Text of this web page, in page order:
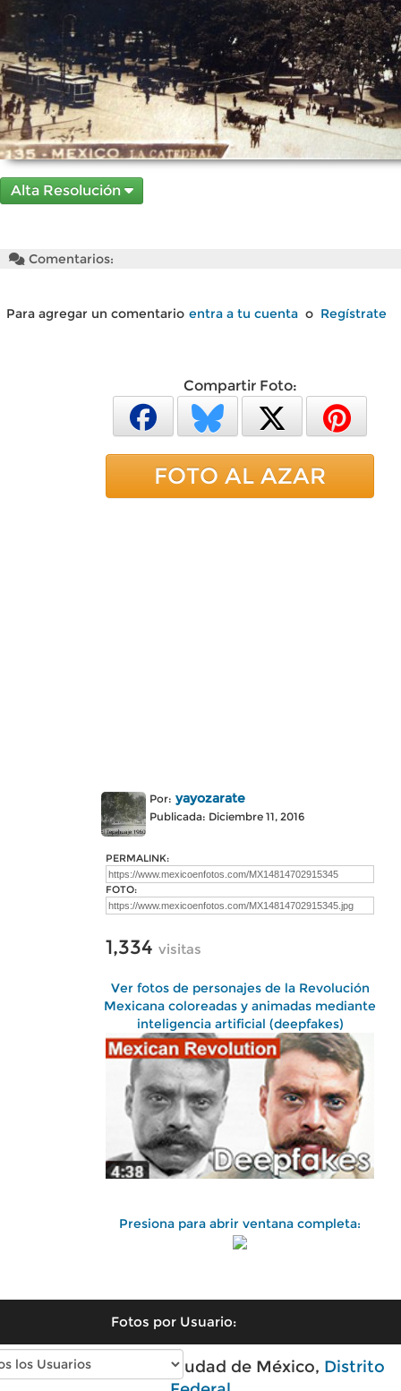
Alta Resolución
Comentarios:
Para agregar un comentario entra a tu cuenta o Regístrate
Compartir Foto:
FOTO AL AZAR
Por: yayozarate
Publicada: Diciembre 11, 2016
PERMALINK:
FOTO:
1,334 visitas
Ver fotos de personajes de la Revolución
Mexicana coloreadas y animadas mediante
inteligencia artificial (deepfakes)
Presiona para abrir ventana completa:
Fotos por Usuario:
Fotos antiguas de Ciudad de México, Distrito